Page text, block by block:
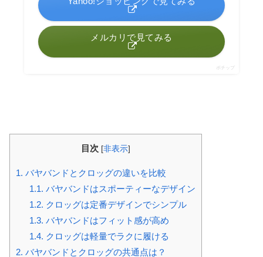
メルカリで見てみる
ポチップ
目次 [非表示]
1. バヤバンドとクロッグの違いを比較
1.1. バヤバンドはスポーティーなデザイン
1.2. クロッグは定番デザインでシンプル
1.3. バヤバンドはフィット感が高め
1.4. クロッグは軽量でラクに履ける
2. バヤバンドとクロッグの共通点は？